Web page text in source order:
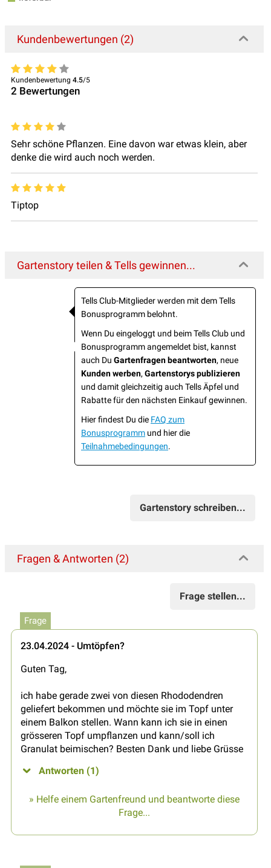
Kundenbewertungen (2)
Kundenbewertung 4.5/5
2 Bewertungen
Sehr schöne Pflanzen. Eine davon war etwas klein, aber
denke die wird auch noch werden.
Tiptop
Gartenstory teilen & Tells gewinnen...
Tells Club-Mitglieder werden mit dem Tells
Bonusprogramm belohnt.
Wenn Du eingeloggt und beim Tells Club und
Bonusprogramm angemeldet bist, kannst
auch Du Gartenfragen beantworten, neue
Kunden werben, Gartenstorys publizieren
und damit gleichzeitig auch Tells Äpfel und
Rabatte für den nächsten Einkauf gewinnen.
Hier findest Du die FAQ zum
Bonusprogramm und hier die
Teilnahmebedingungen.
Gartenstory schreiben...
Fragen & Antworten (2)
Frage stellen...
Frage
23.04.2024 - Umtöpfen?
Guten Tag,
ich habe gerade zwei von diesen Rhododendren
geliefert bekommen und möchte sie im Topf unter
einem Balkon stellen. Wann kann ich sie in einen
grösseren Topf umpflanzen und kann/soll ich
Granulat beimischen? Besten Dank und liebe Grüsse
Antworten (1)
» Helfe einem Gartenfreund und beantworte diese
Frage...